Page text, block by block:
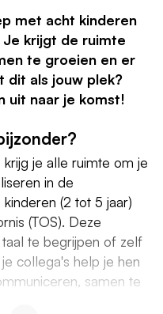
met acht kinderen
krijgt de ruimte
te groeien en er
dit als jouw plek?
uit naar je komst!
je alle ruimte om je
in de
(2 tot 5 jaar)
(TOS). Deze
te begrijpen of zelf
collega's help je hen
samen te